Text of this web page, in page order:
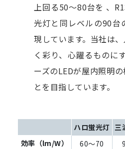
上回る50～80台を 、
光灯と同レベルの90台
現しています。当社は
く彩り、心躍るものに
ーズのLEDが屋内照明
とを目指しています。
ハロ蛍光灯 三
効率（lm/W）
60～70